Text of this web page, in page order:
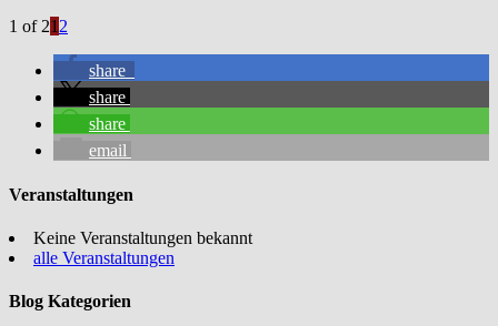
1 of 212
share
share
share
email
Veranstaltungen
Keine Veranstaltungen bekannt
alle Veranstaltungen
Blog Kategorien